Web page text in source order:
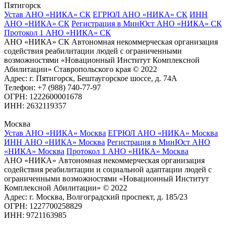
Пятигорск
Устав АНО «НИКА» СК ЕГРЮЛ АНО «НИКА» СК ИНН
АНО «НИКА» СК Регистрация в МинЮст АНО «НИКА» СК
Протокол 1 АНО «НИКА» СК
АНО «НИКА» СК Автономная некоммерческая организация
содействия реабилитации людей с ограниченными
возможностями «Новационный Институт Комплексной
Абилитации» Ставропольского края © 2022
Адрес: г. Пятигорск, Бештаугорское шоссе, д. 74А
Телефон: +7 (988) 740-77-97
ОГРН: 1222600001678
ИНН: 2632119357
Москва
Устав АНО «НИКА» Москва ЕГРЮЛ АНО «НИКА» Москва
ИНН АНО «НИКА» Москва Регистрация в МинЮст АНО
«НИКА» Москва Протокол 1 АНО «НИКА» Москва
АНО «НИКА» Автономная некоммерческая организация
содействия реабилитации и социальной адаптации людей с
ограниченными возможностями «Новационный Институт
Комплексной Абилитации» © 2022
Адрес: г. Москва, Волгоградский проспект, д. 185/23
ОГРН: 1227700258829
ИНН: 9721163985